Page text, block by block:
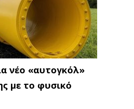
νέο «αυτογκόλ»
με το φυσικό